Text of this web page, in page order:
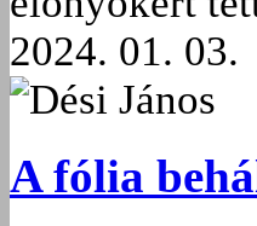
2024. 01. 03.
Dési János
A fólia